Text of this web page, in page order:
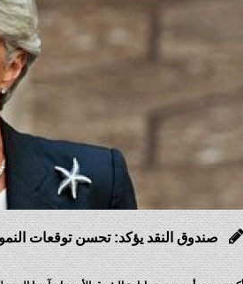
صندوق النقد يؤكد: تحسن توقعات